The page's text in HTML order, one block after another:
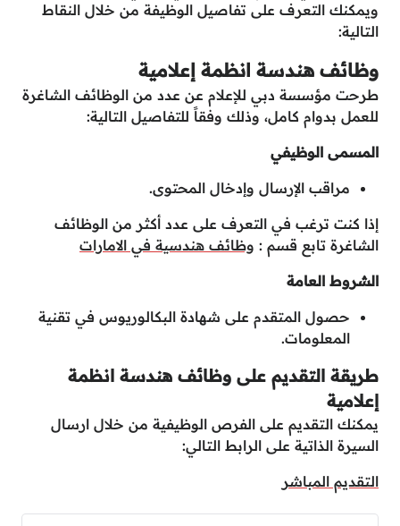
ويمكنك التعرف على تفاصيل الوظيفة من خلال النقاط
التالية:
وظائف هندسة انظمة إعلامية
طرحت مؤسسة دبي للإعلام عن عدد من الوظائف الشاغرة
للعمل بدوام كامل، وذلك وفقاً للتفاصيل التالية:
المسمى الوظيفي
مراقب الإرسال وإدخال المحتوى.
إذا كنت ترغب في التعرف على عدد أكثر من الوظائف
الشاغرة تابع قسم : وظائف هندسية في الامارات
الشروط العامة
حصول المتقدم على شهادة البكالوريوس في تقنية
المعلومات.
طريقة التقديم على وظائف هندسة انظمة
إعلامية
يمكنك التقديم على الفرص الوظيفية من خلال ارسال
السيرة الذاتية على الرابط التالي:
التقديم المباشر